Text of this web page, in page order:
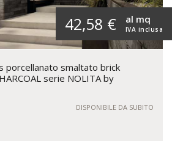
42,58 € IVA inclusa
al mq
porcellanato smaltato brick
serie NOLITA by
DISPONIBILE DA SUBITO